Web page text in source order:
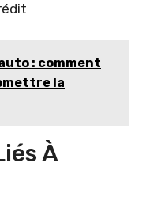
: comment
la
À